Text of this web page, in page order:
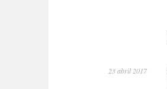
23 abril 2017